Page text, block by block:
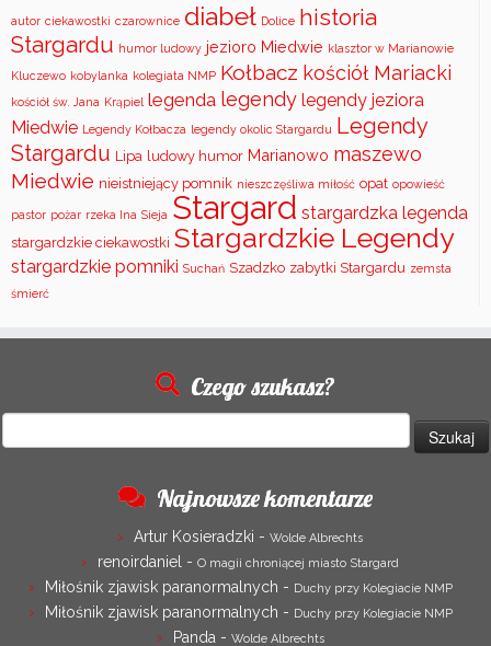
autor ciekawostki czarownice diabeł Dolice historia
Stargardu humor ludowy jezioro Miedwie klasztor w Marianowie
Kluczewo kobylanka kolegiata NMP Kołbacz kościół Mariacki
kościół św. Jana Krąpiel legenda legendy legendy jeziora
Miedwie
Legendy Kołbacza legendy okolic Stargardu Legendy
Stargardu Lipa ludowy humor Marianowo maszewo
Miedwie nieistniejący pomnik nieszczęśliwa miłość opat opowieść
pastor pożar rzeka Ina Sieja Stargard stargardzka legenda
stargardzkie ciekawostki Stargardzkie Legendy
stargardzkie pomniki Suchań Szadzko zabytki Stargardu zemsta
śmierć
Czego szukasz?
Najnowsze komentarze
Artur Kosieradzki - Wolde Albrechts
renoirdaniel - O magii chroniącej miasto Stargard
Miłośnik zjawisk paranormalnych - Duchy przy Kolegiacie NMP
Miłośnik zjawisk paranormalnych - Duchy przy Kolegiacie NMP
Panda- Wolde Albrechts